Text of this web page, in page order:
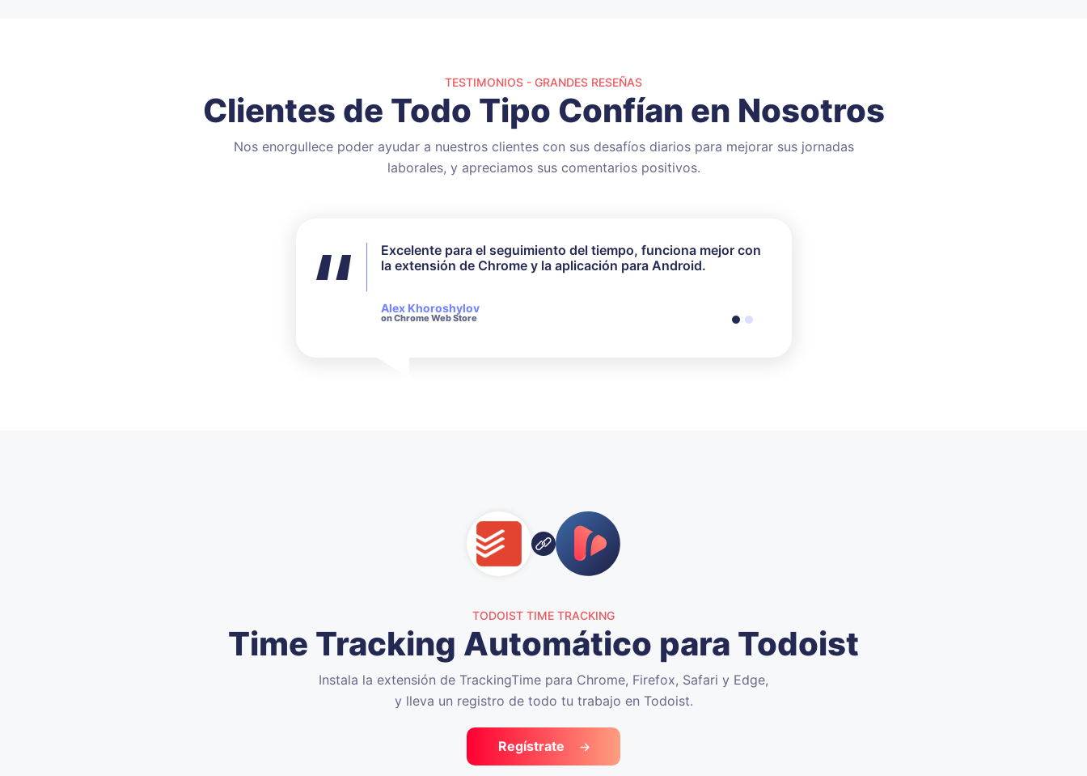
TESTIMONIOS - GRANDES RESEÑAS
Clientes de Todo Tipo Confían en Nosotros
Nos enorgullece poder ayudar a nuestros clientes con sus desafíos diarios para mejorar sus jornadas
laborales, y apreciamos sus comentarios positivos.
Excelente para el seguimiento del tiempo, funciona mejor con
la extensión de Chrome y la aplicación para Android.
Alex Khoroshylov
on Chrome Web Store
No utilicé todas las funciones disponibles, pero para mis
necesidades funcionó perfectamente. Su servicio de atención
Salvador Carranza
TODOIST TIME TRACKING
Time Tracking Automático para Todoist
Instala la extensión de TrackingTime para Chrome, Firefox, Safari y Edge,
y lleva un registro de todo tu trabajo en Todoist.
Regístrate